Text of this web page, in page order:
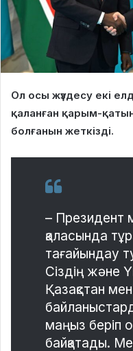
Ол осы жүздесу екі
қаланған қарым-
болғанын жеткізді.
– Президент
қаласында
тағайындау
Сіздің және
Қазақстан
маңыз беріп
байқатады.